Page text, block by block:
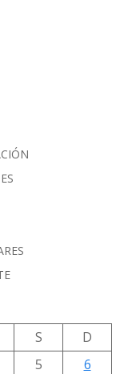
S
D
5
6